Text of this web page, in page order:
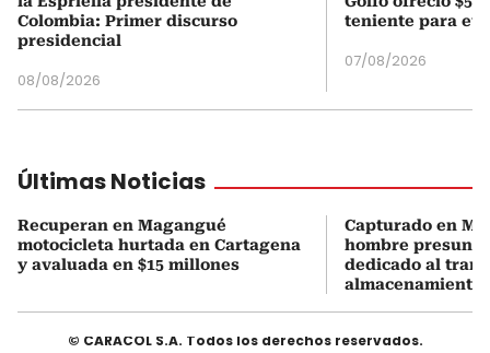
Colombia: Primer discurso
presidencial
08/08/2026
teniente para
07/08/2026
Últimas Noticias
Recuperan en Magangué
motocicleta hurtada en Cartagena
y avaluada en $15 millones
Capturado en
hombre
dedicado al
almacenamiento
© CARACOL S.A. Todos los derechos reservados.